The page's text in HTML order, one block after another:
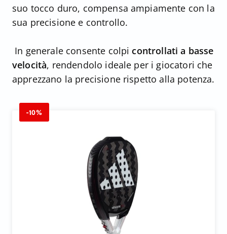
suo tocco duro, compensa ampiamente con la
sua precisione e controllo.
In generale consente colpi controllati a basse
velocità, rendendolo ideale per i giocatori che
apprezzano la precisione rispetto alla potenza.
-10%